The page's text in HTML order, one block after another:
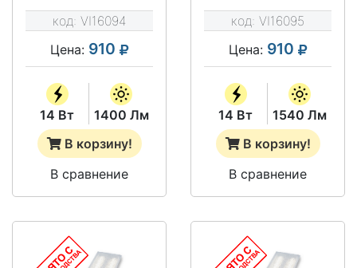
АЙСБЕРГ
МАТОВЫЙ 14 ВТ -
VILED СС 06-У-
М-14-590.130.15-4-
0-65
код: VI16094
Цена: 910
14 Вт
1400 Лм
В корзину!
В сравнение
АЙСБЕРГ ПРИЗМА
14 ВТ - VILED СС
06-У-А-14-
590.130.15-4-0-65
код: VI16095
Цена: 910
14 Вт
1540 Лм
В корзину!
В сравнение